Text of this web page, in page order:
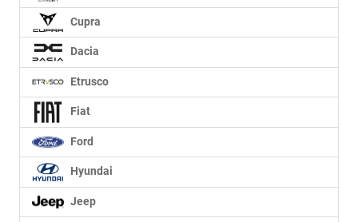
Cupra
Dacia
Etrusco
Fiat
Ford
Hyundai
Jeep